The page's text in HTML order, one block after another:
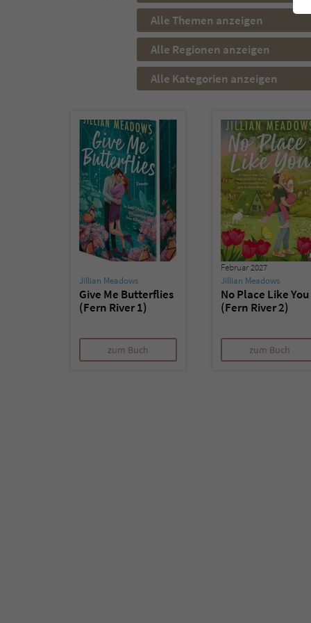
Alle Themen anzeigen
Alle Regionen anzeigen
Alle Kategorien anzeigen
Jillian Meadows
Give Me Butterflies
(Fern River 1)
zum Buch
Februar 2027
Jillian Meadows
No Place Like You
(Fern River 2)
zum Buch